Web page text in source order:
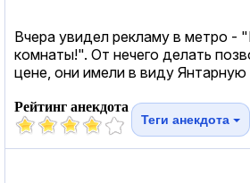
Вчера увидел рекламу в метро -
комнаты!". От нечего делать
цене, они имели в виду Янтарную
Рейтинг анекдота
Теги анекдота